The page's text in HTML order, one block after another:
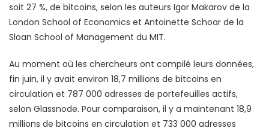
soit 27 %, de bitcoins, selon les auteurs Igor Makarov de la
London School of Economics et Antoinette Schoar de la
Sloan School of Management du MIT.
Au moment où les chercheurs ont compilé leurs données,
fin juin, il y avait environ 18,7 millions de bitcoins en
circulation et 787 000 adresses de portefeuilles actifs,
selon Glassnode. Pour comparaison, il y a maintenant 18,9
millions de bitcoins en circulation et 733 000 adresses